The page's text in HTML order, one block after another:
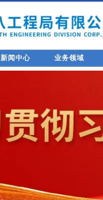
新闻中心 业务领域